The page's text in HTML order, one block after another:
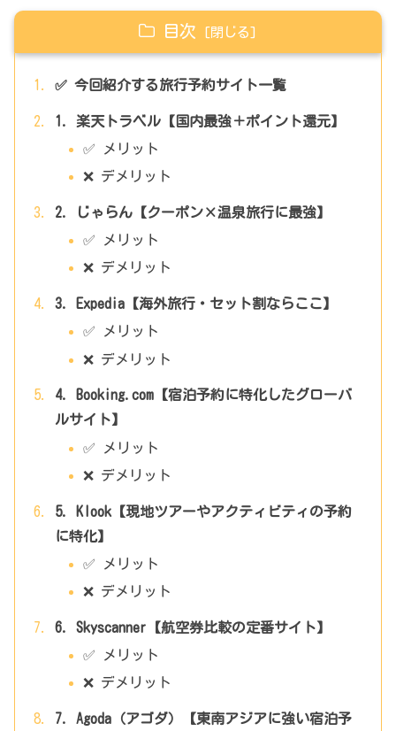
目次
✅ 今回紹介する旅行予約サイト一覧
1. 楽天トラベル【国内最強＋ポイント還元】
✅ メリット
❌ デメリット
2. じゃらん【クーポン×温泉旅行に最強】
✅ メリット
❌ デメリット
3. Expedia【海外旅行・セット割ならここ】
✅ メリット
❌ デメリット
4. Booking.com【宿泊予約に特化したグローバ
ルサイト】
✅ メリット
❌ デメリット
5. Klook【現地ツアーやアクティビティの予約
に特化】
✅ メリット
❌ デメリット
6. Skyscanner【航空券比較の定番サイト】
✅ メリット
❌ デメリット
7. Agoda（アゴダ）【東南アジアに強い宿泊予